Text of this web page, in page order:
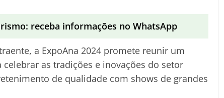
receba informações no WhatsApp
a ExpoAna 2024 promete reunir um
as tradições e inovações do setor
de qualidade com shows de grandes